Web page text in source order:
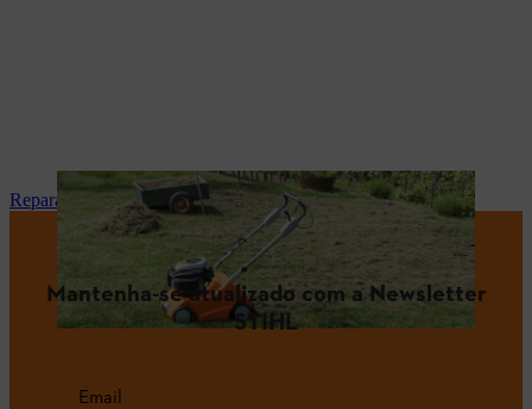
Reparação e manutenção
Mantenha-se atualizado com a Newsletter
STIHL
Email